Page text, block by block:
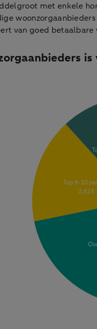
met enkele
van goed betaalbare